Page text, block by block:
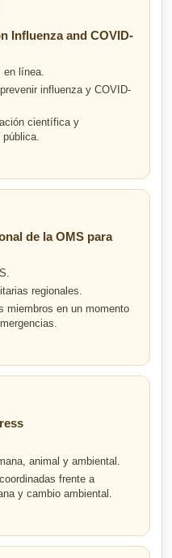
Influenza and COVID-
en línea.
influenza y COVID-
científica y
pública.
de la OMS para
regionales.
miembros en un momento
animal y ambiental.
frente a
y cambio ambiental.